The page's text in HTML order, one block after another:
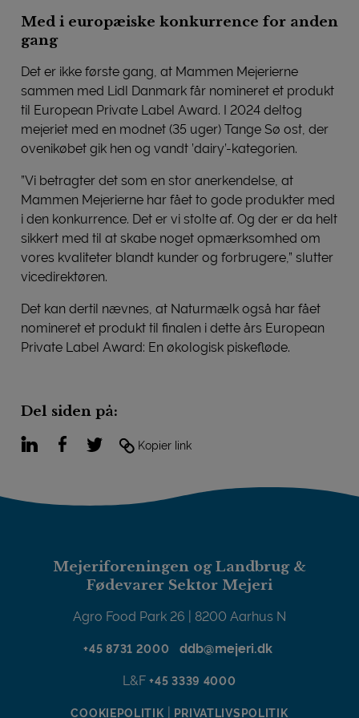
Med i europæiske konkurrence for anden
gang
Det er ikke første gang, at Mammen Mejerierne
sammen med Lidl Danmark får nomineret et produkt
til European Private Label Award. I 2024 deltog
mejeriet med en modnet (35 uger) Tange Sø ost, der
ovenikøbet gik hen og vandt ’dairy’-kategorien.
”Vi betragter det som en stor anerkendelse, at
Mammen Mejerierne har fået to gode produkter med
i den konkurrence. Det er vi stolte af. Og der er da helt
sikkert med til at skabe noget opmærksomhed om
vores kvaliteter blandt kunder og forbrugere,” slutter
vicedirektøren.
Det kan dertil nævnes, at Naturmælk også har fået
nomineret et produkt til finalen i dette års European
Private Label Award: En økologisk piskefløde.
Del siden på:
LinkedInFacebook
TwitterKopier link
Mejeriforeningen og Landbrug &
Fødevarer Sektor Mejeri
Agro Food Park 26 | 8200 Aarhus N
+45 8731 2000 ddb@mejeri.dk
L&F+45 3339 4000
COOKIEPOLITIK PRIVATLIVSPOLITIK